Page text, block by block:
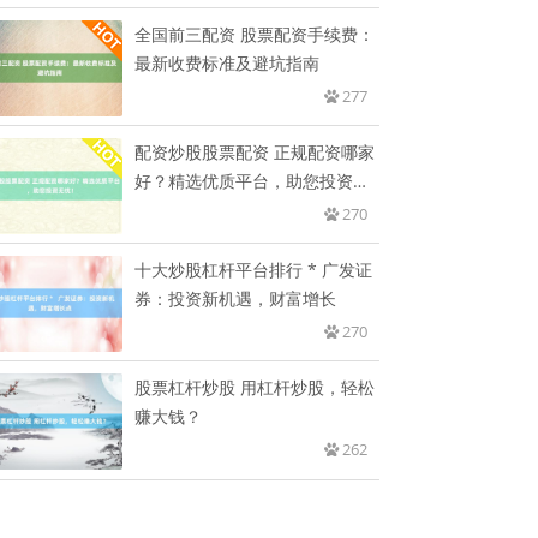
全国前三配资 股票配资手续费：
最新收费标准及避坑指南
277
配资炒股股票配资 正规配资哪家
好？精选优质平台，助您投资无
270
十大炒股杠杆平台排行 * 广发证
券：投资新机遇，财富增长
270
股票杠杆炒股 用杠杆炒股，轻松
赚大钱？
262